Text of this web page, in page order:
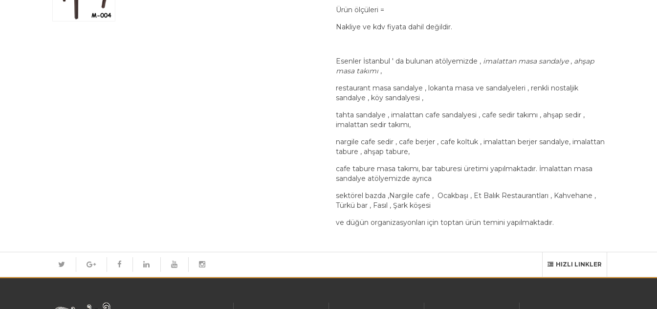
Ürün ölçüleri =
Nakliye ve kdv fiyata dahil değildir.
Esenler İstanbul ' da bulunan atölyemizde , imalattan masa sandalye, ahşap
masa takımı ,
restaurant masa sandalye , lokanta masa ve sandalyeleri , renkli nostaljik
sandalye , köy sandalyesi ,
tahta sandalye , imalattan cafe sandalyesi , cafe sedir takımı , ahşap sedir ,
imalattan sedir takımı,
nargile cafe sedir , cafe berjer , cafe koltuk , imalattan berjer sandalye, imalattan
tabure , ahşap tabure,
cafe tabure masa takımı, bar taburesi üretimi yapılmaktadır. İmalattan masa
sandalye atölyemizde ayrıca
sektörel bazda ,Nargile cafe , Ocakbaşı , Et Balık Restaurantları , Kahvehane ,
Türkü bar , Fasıl , Şark köşesi
ve düğün organizasyonları için toptan ürün temini yapılmaktadır.
HIZLI LINKLER